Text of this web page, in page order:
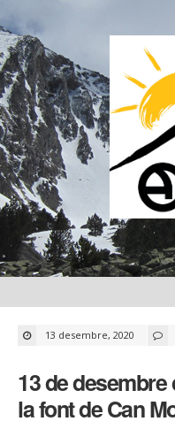
13 desembre, 2020
13 de desembre
la font de Can